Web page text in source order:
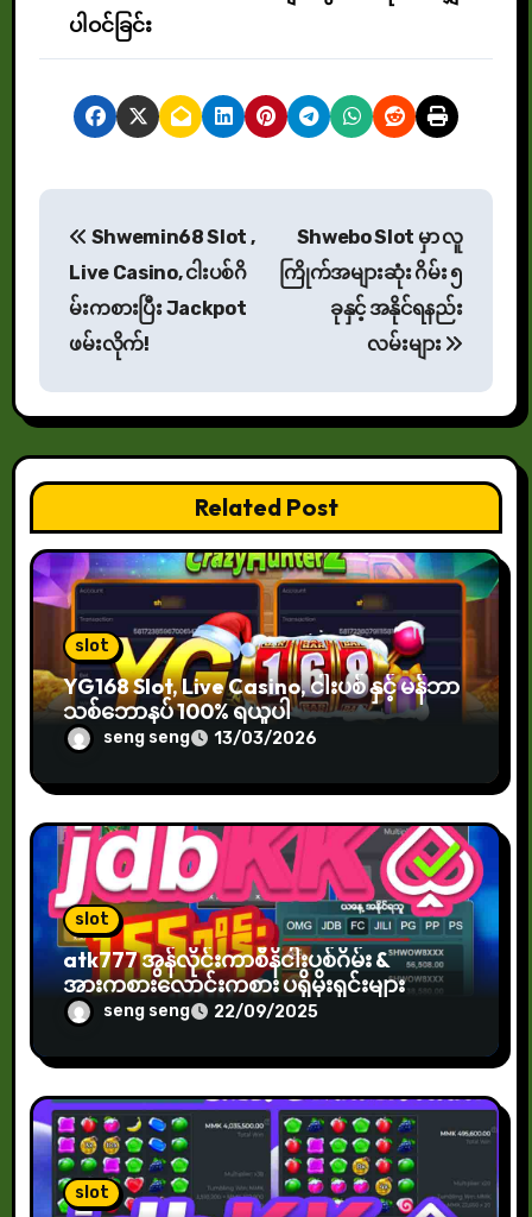
ပါဝင်ခြင်း
P
n
a
v
i
g
t
o
n
Shwemin68 Slot ,
Live Casino, ငါးပစ်ဂိ
မ်းကစားပြီး Jackpot
ဖမ်းလိုက်!
Shwebo Slot မှာ လူ
ကြိုက်အများဆုံး ဂိမ်း ၅
ခုနှင့် အနိုင်ရနည်း
လမ်းများ
Related Post
slot
YG168 Slot, Live Casino, ငါးပစ် နှင့် မန်ဘာ
သစ်ဘောနပ် 100% ရယူပါ
seng seng 13/03/2026
slot
atk777 အွန်လိုင်းကာစီနိငါးပစ်ဂိမ်း &
အားကစားလောင်းကစား ပရိုမိုးရှင်းများ
seng seng 22/09/2025
slot